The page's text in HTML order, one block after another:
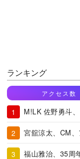
ランキング
アクセス数
M!LK 佐野勇斗
宮舘涼太、CM
福山雅治、35周